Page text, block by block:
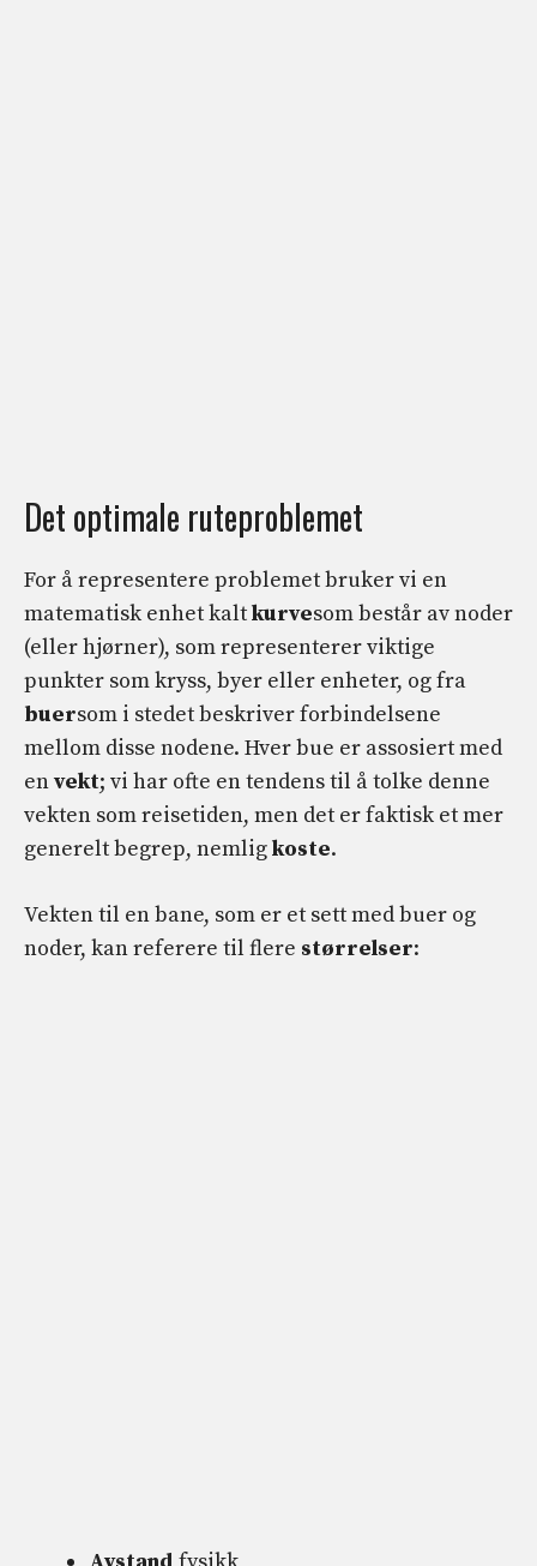
Det optimale ruteproblemet
For å representere problemet bruker vi en
matematisk enhet kaltkurvesom består av noder
(eller hjørner), som representerer viktige
punkter som kryss, byer eller enheter, og fra
buersom i stedet beskriver forbindelsene
mellom disse nodene. Hver bue er assosiert med
envekt; vi har ofte en tendens til å tolke denne
vekten som reisetiden, men det er faktisk et mer
generelt begrep, nemligkoste.
Vekten til en bane, som er et sett med buer og
noder, kan referere til flere størrelser: